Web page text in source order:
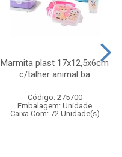
Marmita plast 17x12,5x6cm
c/talher animal ba
Código: 275700
Embalagem: Unidade
Caixa Com: 72 Unidade(s)